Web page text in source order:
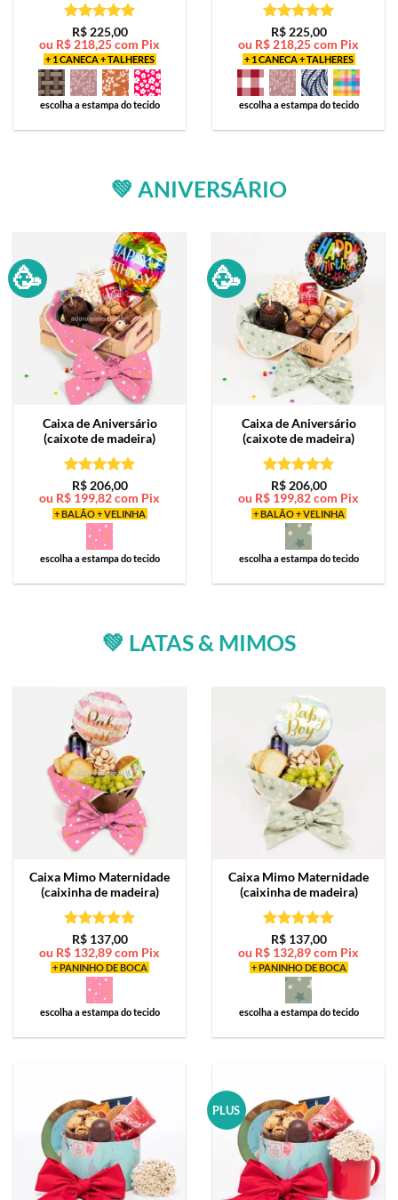
Avaliação5
de 5
R$225,00
ou R$ 218,25com Pix
+ 1 CANECA + TALHERES
escolha a estampa do tecido
Avaliação5
de 5
R$225,00
ou R$ 218,25com Pix
+ 1 CANECA + TALHERES
escolha a estampa do tecido
💚 ANIVERSÁRIO
🥳
Caixa deAniversário
(caixote de madeira)
Avaliação5
de 5
R$206,00
ou R$ 199,82com Pix
+ BALÃO + VELINHA
escolha a estampa do tecido
🥳
Caixa deAniversário
(caixote de madeira)
Avaliação5
de 5
R$206,00
ou R$ 199,82com Pix
+ BALÃO + VELINHA
escolha a estampa do tecido
💚 LATAS & MIMOS
Caixa Mimo Maternidade
(caixinha de madeira)
Avaliação5
de 5
R$137,00
ou R$ 132,89com Pix
+ PANINHO DE BOCA
escolha a estampa do tecido
Caixa Mimo Maternidade
(caixinha de madeira)
Avaliação5
de 5
R$137,00
ou R$ 132,89com Pix
+ PANINHO DE BOCA
escolha a estampa do tecido
PLUS